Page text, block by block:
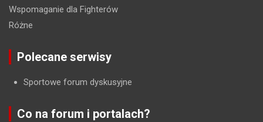
Wspomaganie dla Fighterów
Różne
Polecane serwisy
Sportowe forum dyskusyjne
Co na forum i portalach?